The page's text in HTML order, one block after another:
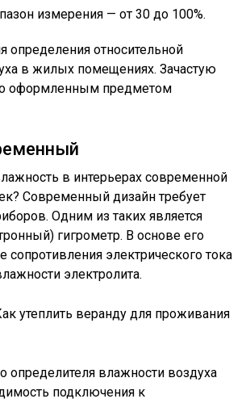
измерения — от 30 до 100%.
определения относительной
в жилых помещениях. Зачастую
оформленным предметом
в интерьерах современной
Современный дизайн требует
Одним из таких является
гигрометр. В основе его
сопротивления электрического тока
электролита.
утеплить веранду для проживания
определителя влажности воздуха
подключения к